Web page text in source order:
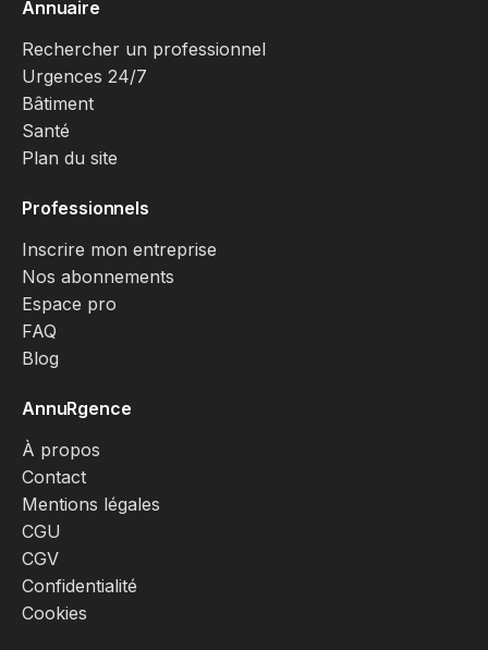
Annuaire
Rechercher un professionnel
Urgences 24/7
Bâtiment
Santé
Plan du site
Professionnels
Inscrire mon entreprise
Nos abonnements
Espace pro
FAQ
Blog
AnnuRgence
À propos
Contact
Mentions légales
CGU
CGV
Confidentialité
Cookies